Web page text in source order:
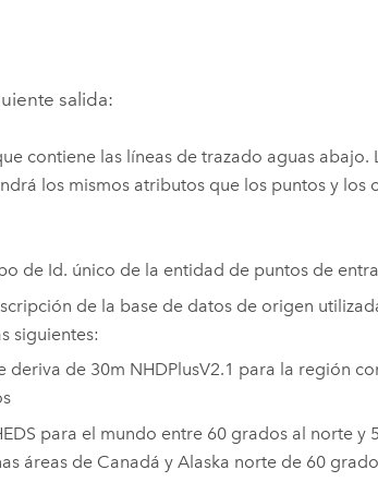
salida:
contiene las líneas de trazado aguas abajo.
los mismos atributos que los puntos y los
de Id. único de la entidad de puntos de
de la base de datos de origen
siguientes:
deriva de 30m NHDPlusV2.1 para la región
para el mundo entre 60 grados al norte y
áreas de Canadá y Alaska norte de 60